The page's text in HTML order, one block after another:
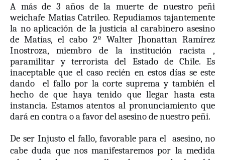
A más de 3 años de la muerte de nuestro peñi
weichafe Matias Catrileo. Repudiamos tajantemente
la no aplicación de la justicia al carabinero asesino
de Matías, el cabo 2º Walter Jhonattan Ramírez
Inostroza, miembro de la institución racista ,
paramilitar y terrorista del Estado de Chile. Es
inaceptable que el caso recién en estos días se este
dando
el fallo por la corte suprema y también el
hecho de que haya tenido que llegar hasta esta
instancia. Estamos atentos al pronunciamiento que
dará en contra o a favor del asesino de nuestro peñi.
De ser Injusto el fallo, favorable para el asesino, no
cabe duda que nos manifestaremos por la medida